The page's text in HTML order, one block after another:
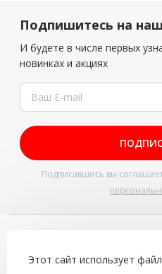
Подпишитесь на
И будете в числе первых
новинках и акциях
Подписавшись вы
Доставка и
Этот сайт использует